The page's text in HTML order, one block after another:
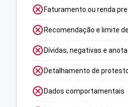
Faturamento ou renda
Recomendação e limite
Dívidas, negativas e
Detalhamento de
Dados comportamentais